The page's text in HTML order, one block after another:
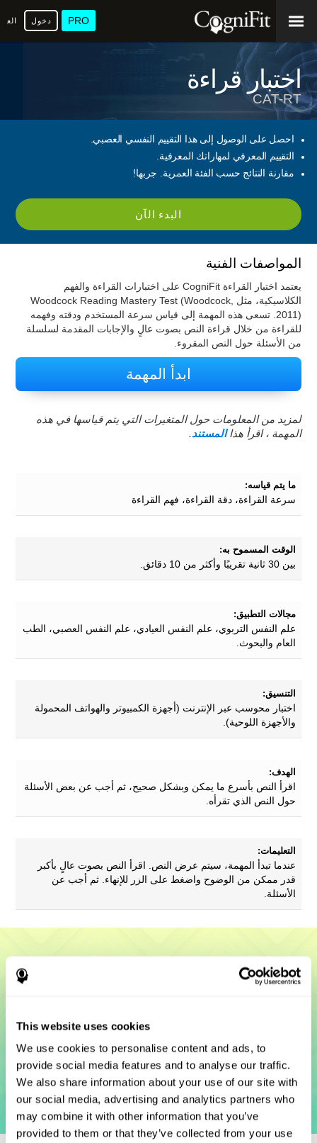
This website uses cookies
We use cookies to personalise content and ads, to
provide social media features and to analyse our traffic.
We also share information about your use of our site with
our social media, advertising and analytics partners who
may combine it with other information that you’ve
provided to them or that they’ve collected from your use
PRO دخول
اختبار قراءة
CAT-RT
احصل على الوصول إلى هذا التقييم النفسي العصبي.
التقييم المعرفي لمهاراتك المعرفية.
مقارنة النتائج حسب الفئة العمرية. جربها!
البدء الآن
المواصفات الفنية
يعتمد اختبار القراءة CogniFit على اختبارات القراءة والفهم
الكلاسيكية، مثل Woodcock Reading Mastery Test (Woodcock,
2011). تسعى هذه المهمة إلى قياس سرعة المستخدم ودقته وفهمه
للقراءة من خلال قراءة النص بصوت عالٍ والإجابات المقدمة لسلسلة
من الأسئلة حول النص المقروء.
ابدأ المهمة
لمزيد من المعلومات حول المتغيرات التي يتم قياسها في هذه
المهمة ، اقرأ هذاالمستند.
ما يتم قياسه:
سرعة القراءة، دقة القراءة، فهم القراءة
الوقت المسموح به:
بين 30 ثانية تقريبًا وأكثر من 10 دقائق.
مجالات التطبيق:
علم النفس التربوي، علم النفس العيادي، علم النفس العصبي، الطب
العام والبحوث.
التنسيق:
اختبار محوسب عبر الإنترنت (أجهزة الكمبيوتر والهواتف المحمولة
والأجهزة اللوحية).
الهدف:
اقرأ النص بأسرع ما يمكن وبشكل صحيح، ثم أجب عن بعض الأسئلة
حول النص الذي تقرأه.
التعليمات:
عندما تبدأ المهمة، سيتم عرض النص. اقرأ النص بصوت عالٍ بأكبر
قدر ممكن من الوضوح واضغط على الزر للإنهاء. ثم أجب عن
الأسئلة.